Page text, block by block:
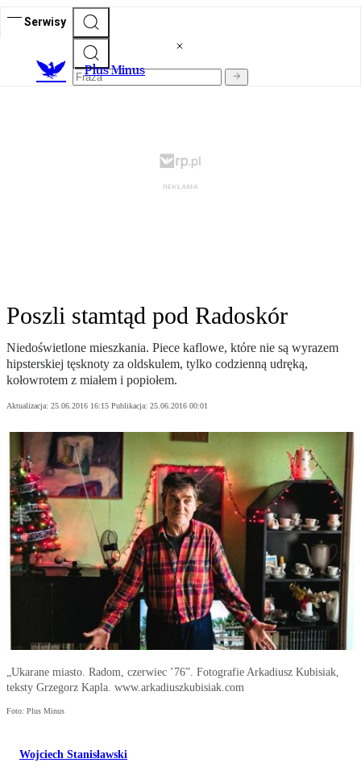
Serwisy
Plus Minus
Poszli stamtąd pod Radoskór
Niedoświetlone mieszkania. Piece kaflowe, które nie są wyrazem
hipsterskiej tęsknoty za oldskulem, tylko codzienną udręką,
kołowrotem z miałem i popiołem.
Aktualizacja: 25.06.2016 16:15 Publikacja: 25.06.2016 00:01
„Ukarane miasto. Radom, czerwiec ’76”. Fotografie Arkadiusz Kubisiak,
teksty Grzegorz Kapla. www.arkadiuszkubisiak.com
Foto: Plus Minus
Wojciech Stanisławski